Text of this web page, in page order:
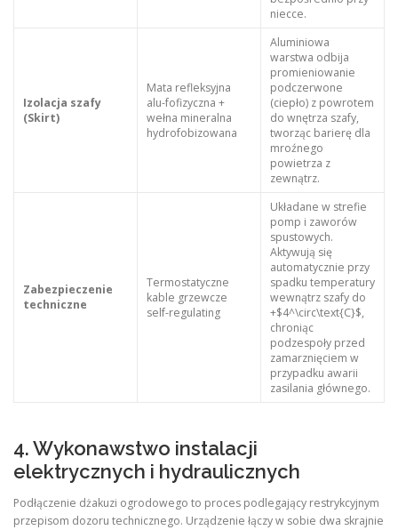
niecce.
Izolacja szafy
(Skirt)
Mata refleksyjna
alu-fofizyczna +
wełna mineralna
hydrofobizowana
Aluminiowa
warstwa odbija
promieniowanie
podczerwone
(ciepło) z powrotem
do wnętrza szafy,
tworząc barierę dla
mroźnego
powietrza z
zewnątrz.
Zabezpieczenie
techniczne
Termostatyczne
kable grzewcze
self-regulating
Układane w strefie
pomp i zaworów
spustowych.
Aktywują się
automatycznie przy
spadku temperatury
wewnątrz szafy do
+$4^\circ\text{C}$,
chroniąc
podzespoły przed
zamarznięciem w
przypadku awarii
zasilania głównego.
4. Wykonawstwo instalacji
elektrycznych i hydraulicznych
Podłączenie dżakuzi ogrodowego to proces podlegający restrykcyjnym
przepisom dozoru technicznego. Urządzenie łączy w sobie dwa skrajnie